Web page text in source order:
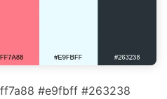
#e9fbff #263238